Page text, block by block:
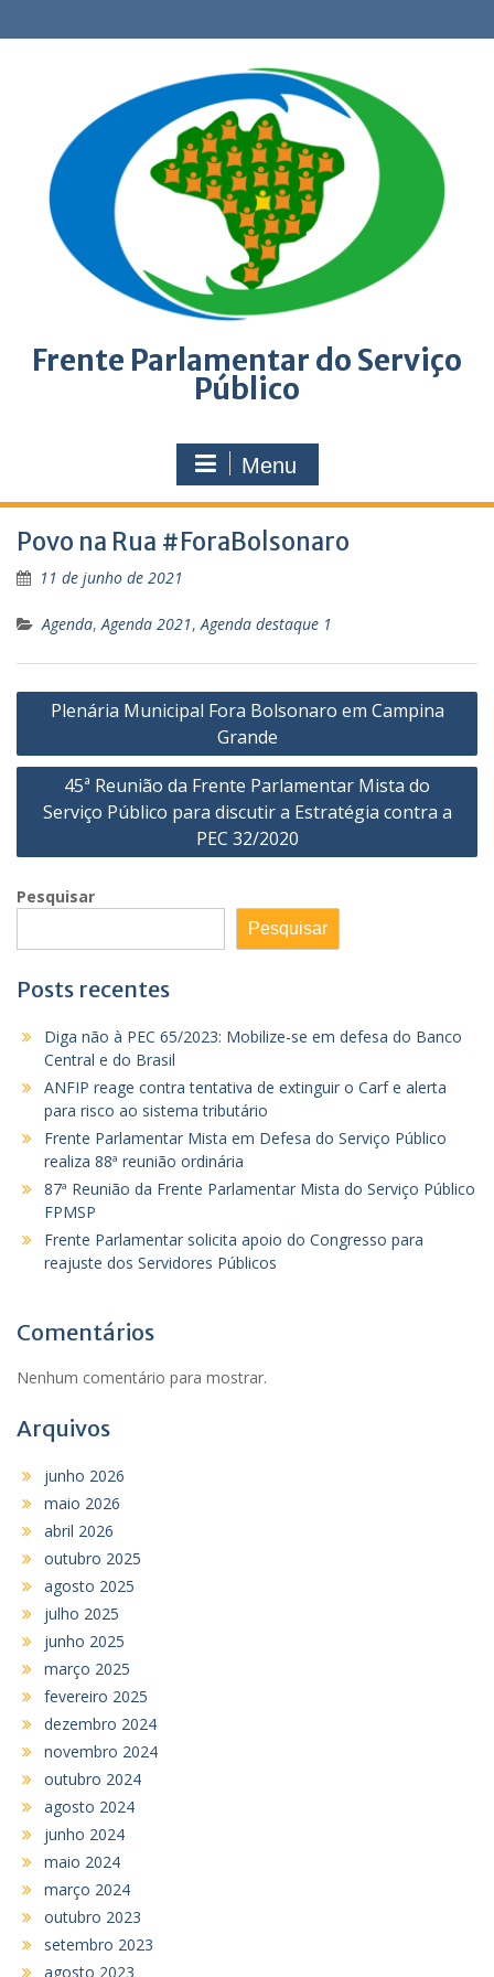
to
Frente Parlamentar do Serviço
Público
Menu
Povo na Rua #ForaBolsonaro
11 de junho de 2021
Agenda, Agenda 2021, Agenda destaque 1
Navegação
Post
Plenária Municipal Fora Bolsonaro em Campina
Grande
45ª Reunião da Frente Parlamentar Mista do
Serviço Público para discutir a Estratégia contra a
PEC 32/2020
Pesquisar
Pesquisar
Posts recentes
Diga não à PEC 65/2023: Mobilize-se em defesa do Banco
Central e do Brasil
ANFIP reage contra tentativa de extinguir o Carf e alerta
para risco ao sistema tributário
Frente Parlamentar Mista em Defesa do Serviço Público
realiza 88ª reunião ordinária
87ª Reunião da Frente Parlamentar Mista do Serviço Público
FPMSP
Frente Parlamentar solicita apoio do Congresso para
reajuste dos Servidores Públicos
Comentários
Nenhum comentário para mostrar.
Arquivos
junho 2026
maio 2026
abril 2026
outubro 2025
agosto 2025
julho 2025
junho 2025
março 2025
fevereiro 2025
dezembro 2024
novembro 2024
outubro 2024
agosto 2024
junho 2024
maio 2024
março 2024
outubro 2023
setembro 2023
agosto 2023